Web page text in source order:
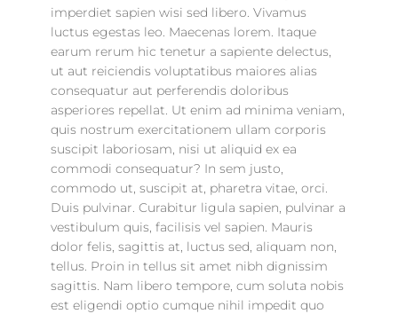
imperdiet sapien wisi sed libero. Vivamus
luctus egestas leo. Maecenas lorem. Itaque
earum rerum hic tenetur a sapiente delectus,
ut aut reiciendis voluptatibus maiores alias
consequatur aut perferendis doloribus
asperiores repellat. Ut enim ad minima veniam,
quis nostrum exercitationem ullam corporis
suscipit laboriosam, nisi ut aliquid ex ea
commodi consequatur? In sem justo,
commodo ut, suscipit at, pharetra vitae, orci.
Duis pulvinar. Curabitur ligula sapien, pulvinar a
vestibulum quis, facilisis vel sapien. Mauris
dolor felis, sagittis at, luctus sed, aliquam non,
tellus. Proin in tellus sit amet nibh dignissim
sagittis. Nam libero tempore, cum soluta nobis
est eligendi optio cumque nihil impedit quo